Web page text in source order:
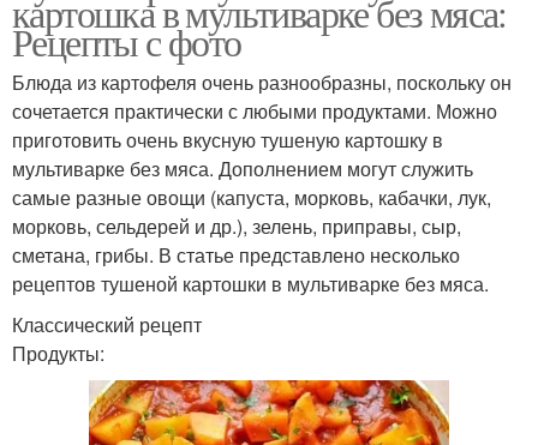
картошка в мультиварке без мяса:
Рецепты с фото
Блюда из картофеля очень разнообразны, поскольку он
сочетается практически с любыми продуктами. Можно
приготовить очень вкусную тушеную картошку в
мультиварке без мяса. Дополнением могут служить
самые разные овощи (капуста, морковь, кабачки, лук,
морковь, сельдерей и др.), зелень, приправы, сыр,
сметана, грибы. В статье представлено несколько
рецептов тушеной картошки в мультиварке без мяса.
Классический рецепт
Продукты: